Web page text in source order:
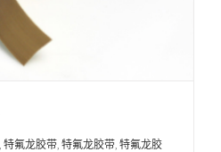
特氟龙胶带 特氟龙胶带 特氟龙胶